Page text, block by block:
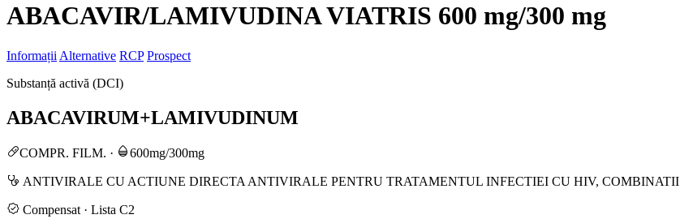
ABACAVIR/LAMIVUDINA VIATRIS 600 mg/300 mg
Informații Alternative RCP Prospect
Substanță activă (DCI)
ABACAVIRUM+LAMIVUDINUM
COMPR. FILM. · 600mg/300mg
ANTIVIRALE CU ACTIUNE DIRECTA ANTIVIRALE PENTRU TRATAMENTUL INFECTIEI CU HIV, COMBINATII
Compensat · Lista C2